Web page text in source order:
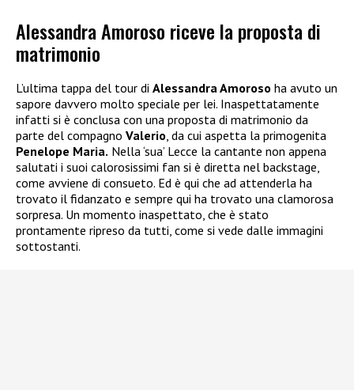
Alessandra Amoroso riceve la proposta di
matrimonio
L’ultima tappa del tour di Alessandra Amoroso ha avuto un
sapore davvero molto speciale per lei. Inaspettatamente
infatti si è conclusa con una proposta di matrimonio da
parte del compagno Valerio, da cui aspetta la primogenita
Penelope Maria. Nella ‘sua’ Lecce la cantante non appena
salutati i suoi calorosissimi fan si è diretta nel backstage,
come avviene di consueto. Ed è qui che ad attenderla ha
trovato il fidanzato e sempre qui ha trovato una clamorosa
sorpresa. Un momento inaspettato, che è stato
prontamente ripreso da tutti, come si vede dalle immagini
sottostanti.